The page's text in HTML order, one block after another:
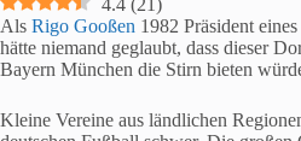
4.4 (21)
Als Rigo Gooßen 1982 Präsident
hätte niemand geglaubt, dass dieser
Bayern München die Stirn bieten
Kleine Vereine aus ländlichen